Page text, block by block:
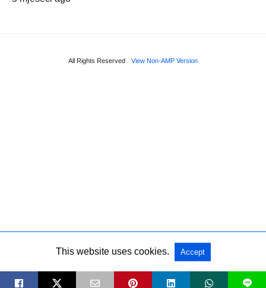
All Rights Reserved View Non-AMP Version
L
This website uses cookies. Accept